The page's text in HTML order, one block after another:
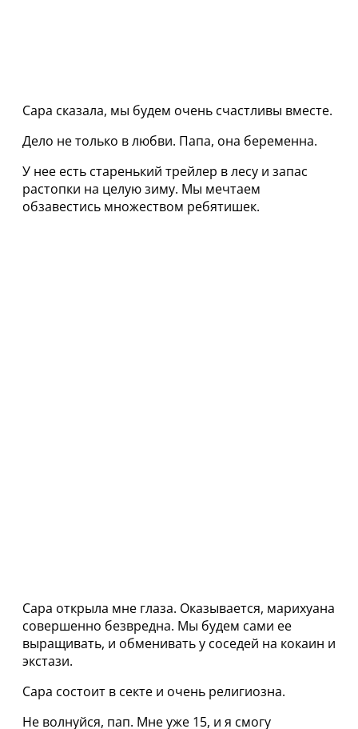
Сара сказала, мы будем очень счастливы вместе.
Дело не только в любви. Папа, она беременна.
У нее есть старенький трейлер в лесу и запас
растопки на целую зиму. Мы мечтаем
обзавестись множеством ребятишек.
Сара открыла мне глаза. Оказывается, марихуана
совершенно безвредна. Мы будем сами ее
выращивать, и обменивать у соседей на кокаин и
экстази.
Сара состоит в секте и очень религиозна.
Не волнуйся, пап. Мне уже 15, и я смогу